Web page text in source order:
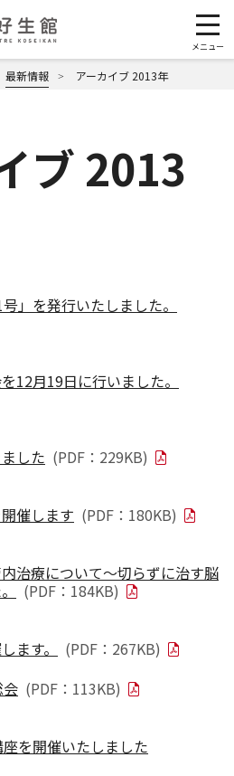
最新情報 アーカイブ 2013年
ブ 2013
」を発行いたしました。
12月19日に行いました。
した (PDF：229KB)
催します (PDF：180KB)
治療について～切らずに治す脳
(PDF：184KB)
ます。
(PDF：267KB)
(PDF：113KB)
を開催いたしました